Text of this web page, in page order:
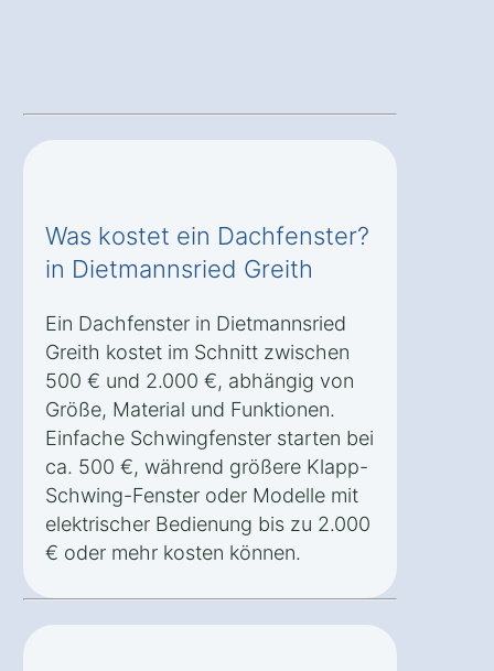
Was kostet ein Dachfenster?
in Dietmannsried Greith
Ein Dachfenster in Dietmannsried
Greith kostet im Schnitt zwischen
500 € und 2.000 €, abhängig von
Größe, Material und Funktionen.
Einfache Schwingfenster starten bei
ca. 500 €, während größere Klapp-
Schwing-Fenster oder Modelle mit
elektrischer Bedienung bis zu 2.000
€ oder mehr kosten können.